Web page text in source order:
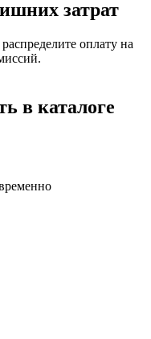
затрат
оплату на
в каталоге